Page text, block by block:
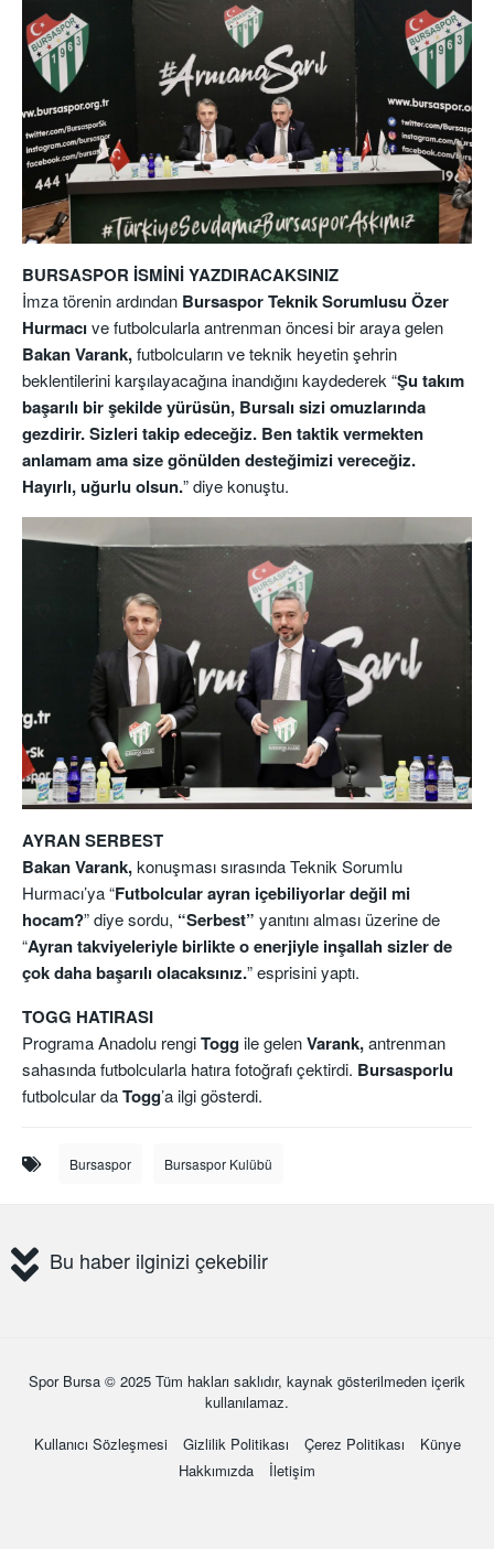
BURSASPOR İSMİNİ YAZDIRACAKSINIZ
İmza törenin ardından Bursaspor Teknik Sorumlusu Özer
Hurmacı ve futbolcularla antrenman öncesi bir araya gelen
Bakan Varank,futbolcuların ve teknik heyetin şehrin
beklentilerini karşılayacağına inandığını kaydederek “Şu takım
başarılı bir şekilde yürüsün, Bursalı sizi omuzlarında
gezdirir. Sizleri takip edeceğiz. Ben taktik vermekten
anlamam ama size gönülden desteğimizi vereceğiz.
Hayırlı, uğurlu olsun.” diye konuştu.
AYRAN SERBEST
Bakan Varank,konuşması sırasında Teknik Sorumlu
Hurmacı’ya “Futbolcular ayran içebiliyorlar değil mi
hocam?” diye sordu, “Serbest” yanıtını alması üzerine de
“Ayran takviyeleriyle birlikte o enerjiyle inşallah sizler de
çok daha başarılı olacaksınız.” esprisini yaptı.
TOGG HATIRASI
Programa Anadolu rengiToggile gelenVarank,antrenman
sahasında futbolcularla hatıra fotoğrafı çektirdi. Bursasporlu
futbolcular daTogg’a ilgi gösterdi.
Bursaspor Bursaspor Kulübü
Bu haber ilginizi çekebilir
Spor Bursa © 2025 Tüm hakları saklıdır, kaynak gösterilmeden içerik
kullanılamaz.
Kullanıcı Sözleşmesi
Gizlilik Politikası Çerez Politikası
Künye
Hakkımızda
İletişim